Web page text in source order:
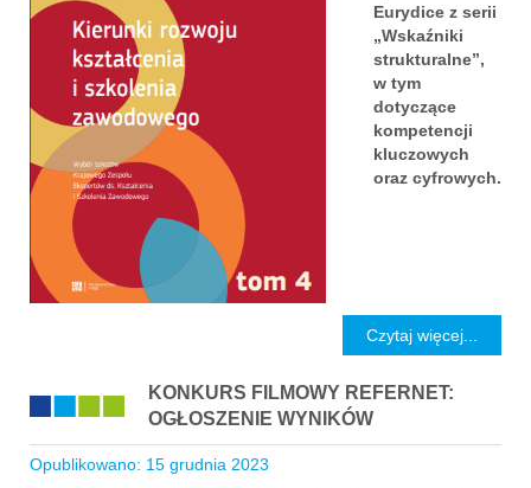
Eurydice z serii
„Wskaźniki
strukturalne”,
w tym
dotyczące
kompetencji
kluczowych
oraz cyfrowych.
Czytaj więcej...
KONKURS FILMOWY REFERNET:
OGŁOSZENIE WYNIKÓW
Opublikowano: 15 grudnia 2023